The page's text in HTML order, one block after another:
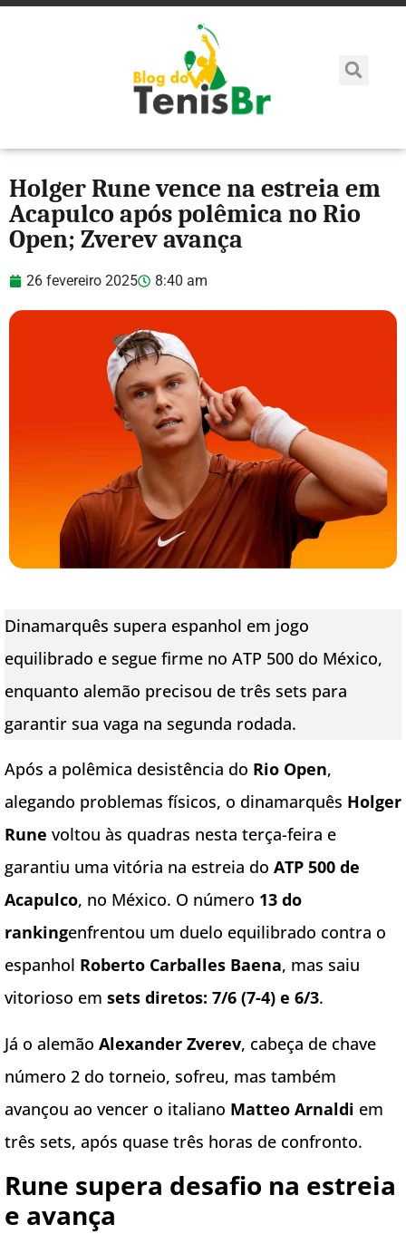
Holger Rune vence na estreia em
Acapulco após polêmica no Rio
Open; Zverev avança
26 fevereiro 2025 8:40 am
Dinamarquês supera espanhol em jogo
equilibrado e segue firme no ATP 500 do México,
enquanto alemão precisou de três sets para
garantir sua vaga na segunda rodada.
Após a polêmica desistência do Rio Open,
alegando problemas físicos, o dinamarquês Holger
Rune voltou às quadras nesta terça-feira e
garantiu uma vitória na estreia do ATP 500 de
Acapulco, no México. O número 13 do
rankingenfrentou um duelo equilibrado contra o
espanhol Roberto Carballes Baena, mas saiu
vitorioso em sets diretos: 7/6 (7-4) e 6/3.
Já o alemão Alexander Zverev, cabeça de chave
número 2 do torneio, sofreu, mas também
avançou ao vencer o italiano Matteo Arnaldi em
três sets, após quase três horas de confronto.
Rune supera desafio na estreia
e avança